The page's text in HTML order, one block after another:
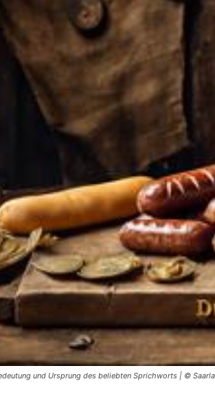
und Ursprung des beliebten Sprichworts | ©